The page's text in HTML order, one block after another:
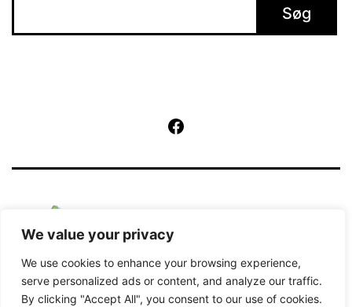
We value your privacy
We use cookies to enhance your browsing experience,
serve personalized ads or content, and analyze our traffic.
By clicking "Accept All", you consent to our use of cookies.
Søg
Kører påWordPress .